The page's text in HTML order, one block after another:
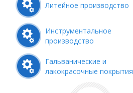
Литейное производство
Инструментальное
производство
Гальванические и
лакокрасочные покрытия